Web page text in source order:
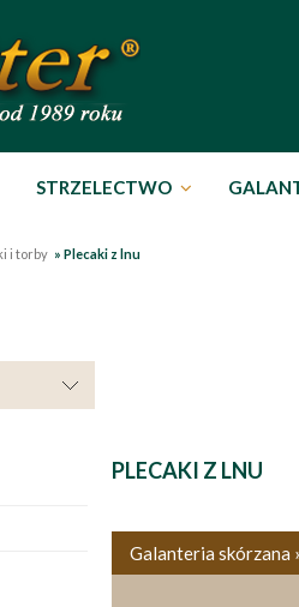
STRZELECTWO
i torby » Plecaki z lnu
PLECAKI Z LNU
Galanteria skórzana